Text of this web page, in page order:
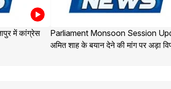
में कांग्रेस
Parliament Monsoon Session
अमित शाह के बयान देने की मांग पर अड़ा